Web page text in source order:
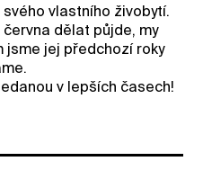
vlastního živobytí.
června dělat půjde, my
jsme jej předchozí roky
v lepších časech!